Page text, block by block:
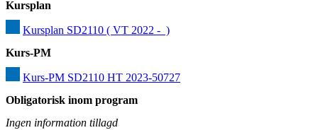
Kursplan
Kursplan SD2110 ( VT 2022 -  )
Kurs-PM
Kurs-PM SD2110 HT 2023-50727
Obligatorisk inom program
Ingen information tillagd